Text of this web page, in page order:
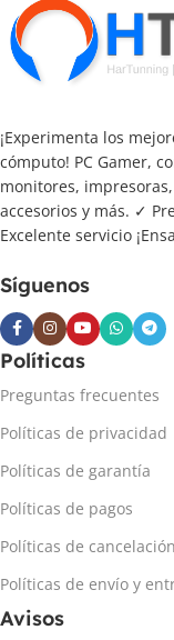
¡Experimenta los
cómputo! PC Gamer,
monitores,
accesorios y más. ✓
Excelente servicio
Síguenos
Políticas
Preguntas frecuentes
Políticas de privacidad
Políticas de garantía
Políticas de pagos
Políticas de
Políticas de envío y
Avisos